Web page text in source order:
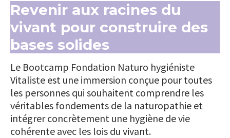
Revenir aux racines du
vivant pour construire des
bases solides
Le Bootcamp Fondation Naturo hygiéniste
Vitaliste est une immersion conçue pour toutes
les personnes qui souhaitent comprendre les
véritables fondements de la naturopathie et
intégrer concrètement une hygiène de vie
cohérente avec les lois du vivant.